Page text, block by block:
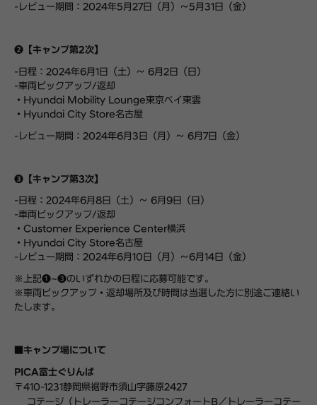
-レビュー期間：2024年5月27日（月）～5月31日（金）
❷ 【キャンプ第2次】
-日程：2024年6月1日（土）～ 6月2日（日）
-車両ピックアップ/返却
・Hyundai Mobility Lounge東京ベイ東雲
・Hyundai City Store名古屋
-レビュー期間：2024年6月3日（月）～ 6月7日（金）
❸ 【キャンプ第3次】
-日程：2024年6月8日（土）～ 6月9日（日）
-車両ピックアップ/返却
・Customer Experience Center横浜
・Hyundai City Store名古屋
-レビュー期間：2024年6月10日（月）～6月14日（金）
※ 上記❶~❸のいずれかの 日程に応募可能です。
※車両ピックアップ・返却場所及び時間は当選した方に別途ご連絡い
たします。
■キャンプ場 について
PICA富士ぐりんぱ
〒410-1231静岡県裾野市須山字藤原2427
コテージ（トレーラーコテージコンフォート B／トレーラーコテー